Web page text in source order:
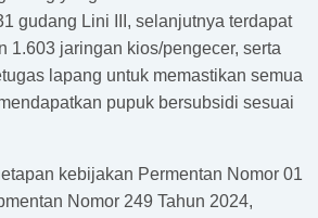
gudang Lini III, selanjutnya terdapat
1.603 jaringan kios/pengecer, serta
lapang untuk memastikan semua
pupuk bersubsidi sesuai
kebijakan Permentan Nomor 01
Nomor 249 Tahun 2024,